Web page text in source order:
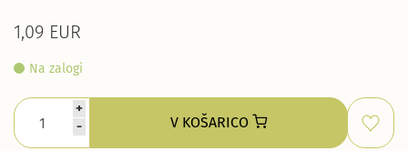
1,09 EUR
Na zalogi
+
-
V KOŠARICO